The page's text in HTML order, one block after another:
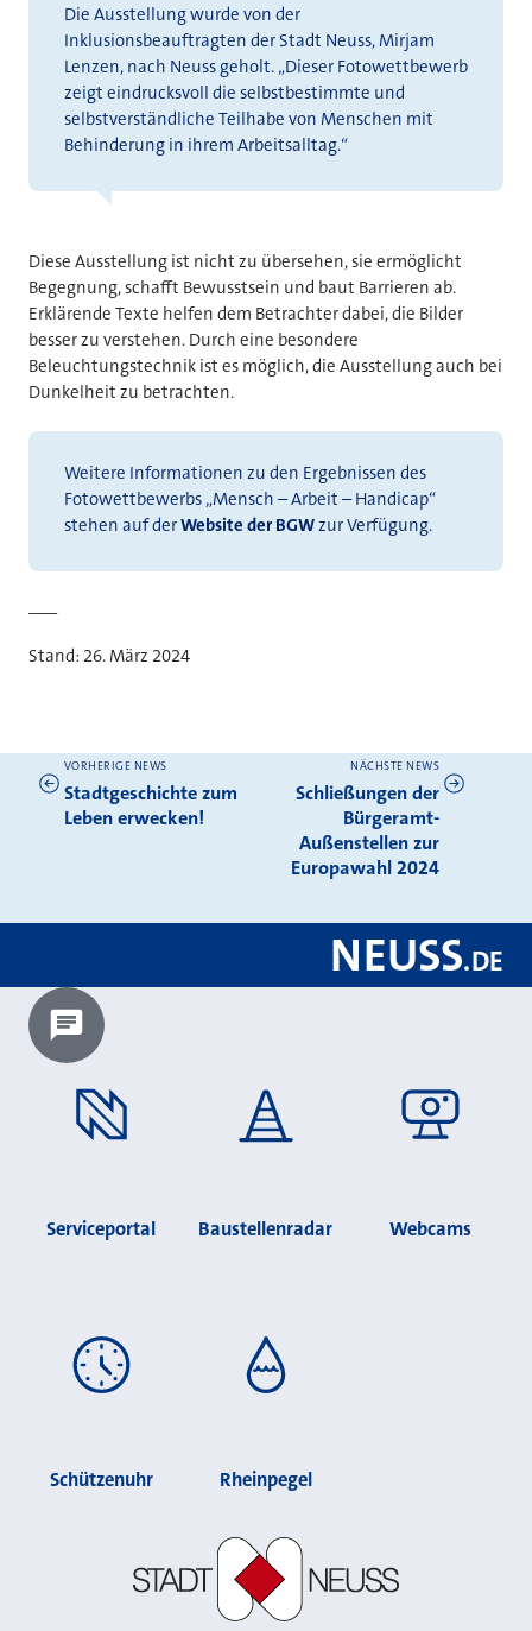
Die Ausstellung wurde von der
Inklusionsbeauftragten der Stadt Neuss, Mirjam
Lenzen, nach Neuss geholt. „Dieser Fotowettbewerb
zeigt eindrucksvoll die selbstbestimmte und
selbstverständliche Teilhabe von Menschen mit
Behinderung in ihrem Arbeitsalltag.“
Diese Ausstellung ist nicht zu übersehen, sie ermöglicht
Begegnung, schafft Bewusstsein und baut Barrieren ab.
Erklärende Texte helfen dem Betrachter dabei, die Bilder
besser zu verstehen. Durch eine besondere
Beleuchtungstechnik ist es möglich, die Ausstellung auch bei
Dunkelheit zu betrachten.
Weitere Informationen zu den Ergebnissen des
Fotowettbewerbs „Mensch – Arbeit – Handicap“
stehen auf derWebsite der BGWzur Verfügung.
Stand: 26. März 2024
Weitere News
VORHERIGE NEWS
Stadtgeschichte zum
Leben erwecken!
NÄCHSTE NEWS
Schließungen der
Bürgeramt-
Außenstellen zur
Europawahl 2024
NEUSS.DE
Chatbot laden?
Serviceportal Baustellenradar Webcams
Schützenuhr Rheinpegel